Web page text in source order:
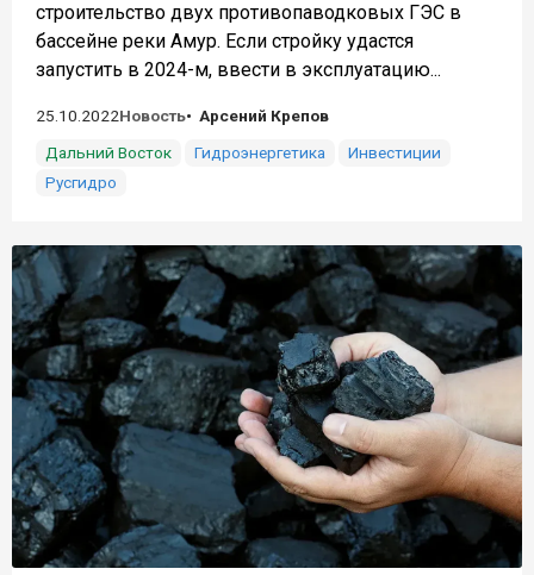
строительство двух противопаводковых ГЭС в
бассейне реки Амур. Если стройку удастся
запустить в 2024-м, ввести в эксплуатацию...
25.10.2022Новость
Арсений Крепов
Дальний Восток
Гидроэнергетика
Инвестиции
Русгидро